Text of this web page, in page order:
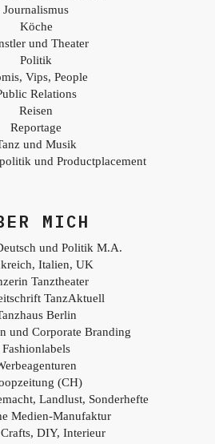
Journalismus
Köche
und Theater
Politik
Vips, People
Relations
Reisen
Reportage
und Musik
und Productplacement
MICH
und Politik M.A.
Italien, UK
Tanztheater
TanzAktuell
Berlin
und Corporate Branding
Fashionlabels
(CH)
Landlust, Sonderhefte
Medien-Manufaktur
DIY, Interieur